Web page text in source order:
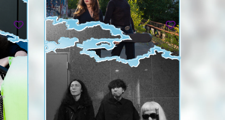
HACKEDEPICCIOTTO